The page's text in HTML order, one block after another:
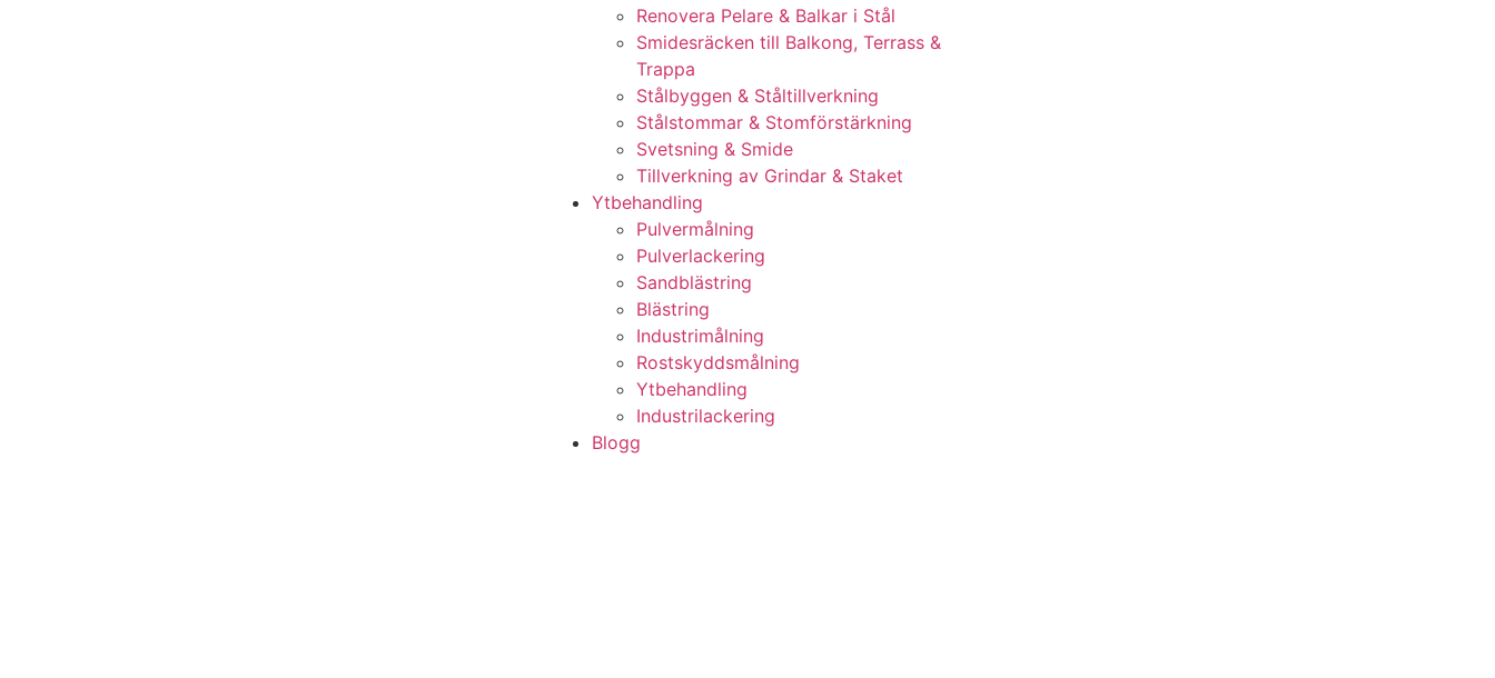
Renovera Pelare & Balkar i Stål
Smidesräcken till Balkong, Terrass &
Trappa
Stålbyggen & Ståltillverkning
Stålstommar & Stomförstärkning
Svetsning & Smide
Tillverkning av Grindar & Staket
Ytbehandling
Pulvermålning
Pulverlackering
Sandblästring
Blästring
Industrimålning
Rostskyddsmålning
Ytbehandling
Industrilackering
Blogg